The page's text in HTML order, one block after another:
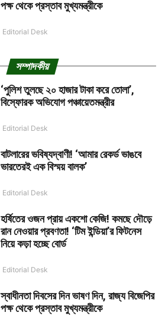
পক্ষ থেকে প্রস্তাব মুখ্যমন্ত্রীকে
Editorial Desk
সম্পাদকীয়
‘পুলিশ তুলছে ২০ হাজার টাকা করে তোলা’,
বিস্ফোরক অভিযোগ পঞ্চায়েতমন্ত্রীর
Editorial Desk
বাটলারের ভবিষ্যদ্বাণী! ‘আমার রেকর্ড ভাঙবে
ভারতেরই এক বিস্ময় বালক’
Editorial Desk
হর্ষিতের ওজন প্রায় একশো কেজি! কমছে দৌড়ে
রান নেওয়ার প্রবণতা! ‘টিম ইন্ডিয়া’র ফিটনেস
নিয়ে কড়া হচ্ছে বোর্ড
Editorial Desk
স্বাধীনতা দিবসের দিন ভাষণ দিন, রাজ্য বিজেপির
পক্ষ থেকে প্রস্তাব মুখ্যমন্ত্রীকে